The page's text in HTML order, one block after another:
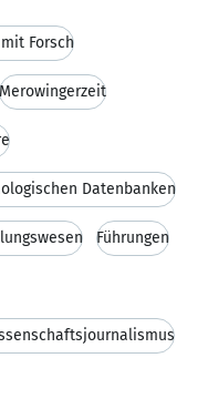
Forsch
Merowingerzeit
Datenbanken
Führungen